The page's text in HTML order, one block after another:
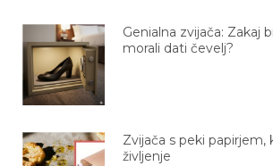
Genialna zvijača: Zakaj
morali dati čevelj?
Zvijača s peki papirjem,
življenje